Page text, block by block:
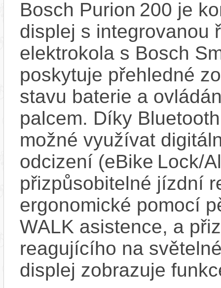
Bosch Purion 200 je
displej s integrovanou
elektrokola s Bosch
poskytuje přehledné
stavu baterie a
palcem. Díky
možné využívat
odcizení (eBike Lock/
přizpůsobitelné jízdní
ergonomické pomocí
WALK asistence, a
reagujícího na
displej zobrazuje